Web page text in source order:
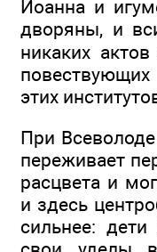
Иоанна и
дворяны, и
никаких
этих
При
переживает
расцвета и
и здесь
сильнее: